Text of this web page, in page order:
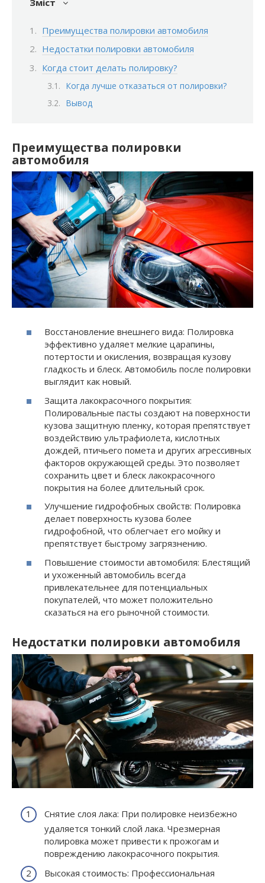
Зміст
Преимущества полировки автомобиля
Недостатки полировки автомобиля
Когда стоит делать полировку?
Когда лучше отказаться от полировки?
Вывод
Преимущества полировки
автомобиля
Восстановление внешнего вида: Полировка
эффективно удаляет мелкие царапины,
потертости и окисления, возвращая кузову
гладкость и блеск. Автомобиль после полировки
выглядит как новый.
Защита лакокрасочного покрытия:
Полировальные пасты создают на поверхности
кузова защитную пленку, которая препятствует
воздействию ультрафиолета, кислотных
дождей, птичьего помета и других агрессивных
факторов окружающей среды. Это позволяет
сохранить цвет и блеск лакокрасочного
покрытия на более длительный срок.
Улучшение гидрофобных свойств: Полировка
делает поверхность кузова более
гидрофобной, что облегчает его мойку и
препятствует быстрому загрязнению.
Повышение стоимости автомобиля: Блестящий
и ухоженный автомобиль всегда
привлекательнее для потенциальных
покупателей, что может положительно
сказаться на его рыночной стоимости.
Недостатки полировки автомобиля
Снятие слоя лака: При полировке неизбежно
удаляется тонкий слой лака. Чрезмерная
полировка может привести к прожогам и
повреждению лакокрасочного покрытия.
Высокая стоимость: Профессиональная